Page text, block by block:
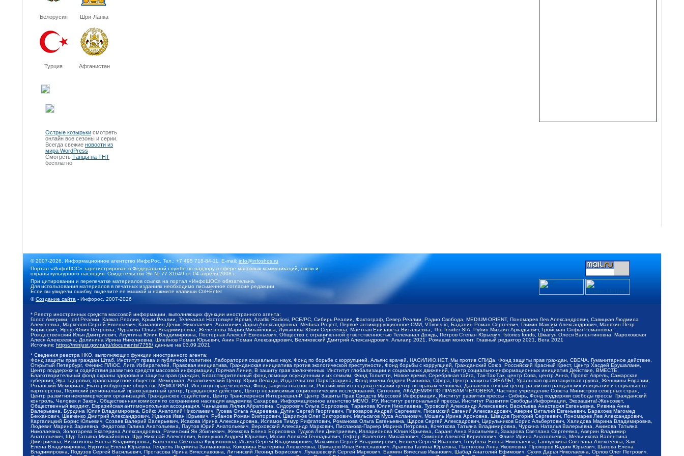
Белорусия Шри-Ланка
Турция Афганистан
Острые козырьки смотреть
онлайн все сезоны и серии.
Всегда свежие новости из
мира WordPress
Смотреть Танцы на ТНТ
бесплатно
© 2007-2026, Информационное агентство ИнфоРос. Тел.: +7 495 718-84-11, E-mail:info@infoshos.ru
Портал «ИнфоШОС» зарегистрирован в Федеральной службе по надзору в сфере массовых коммуникаций, связи и
охраны культурного наследия. Свидетельство Эл № 77-31649 от 04 апреля 2008 г.
При цитировании и перепечатке материалов ссылка на портал «ИнфоШОС» обязательна.
Для использования материалов в печатных изданиях необходимо письменное согласие редакции
Если вы увидели ошибку, выделите ее мышкой и нажмите клавиши Ctrl+Enter
©Создание сайта - Инфорос, 2007-2026
* Реестр иностранных средств массовой информации, выполняющих функции иностранного агента:
Голос Америки, Idel.Реалии, Кавказ.Реалии, Крым.Реалии, Телеканал Настоящее Время, Azatliq Radiosi, PCE/PC, Сибирь.Реалии, Фактограф, Север.Реалии, Радио Свобода, MEDIUM-ORIENT, Пономарев Лев Александрович, Савицкая Людмила
Алексеевна, Маркелов Сергей Евгеньевич, Камалягин Денис Николаевич, Апахончич Дарья Александровна, Medusa Project, Первое антикоррупционное СМИ, VTimes.io, Баданин Роман Сергеевич, Гликин Максим Александрович, Маняхин Петр
Борисович, Ярош Юлия Петровна, Чуракова Ольга Владимировна, Железнова Мария Михайловна, Лукьянова Юлия Сергеевна, Маетная Елизавета Витальевна, The Insider SIA, Рубин Михаил Аркадьевич, Гройсман Софья Романовна,
Рождественский Илья Дмитриевич, Апухтина Юлия Владимировна, Постернак Алексей Евгеньевич, Общество с ограниченной ответственностью Телеканал Дождь, Петров Степан Юрьевич, Istories fonds, Шмагун Олеся Валентиновна, Мароховская
Алеся Алексеевна, Долинина Ирина Николаевна, Шлейнов Роман Юрьевич, Анин Роман Александрович, Великовский Дмитрий Александрович, Альтаир 2021, Ромашки монолит, Главный редактор 2021, Вега 2021
Источник: https://minjust.gov.ru/ru/documents/7755/ данные на 03.09.2021
* Сведения реестра НКО, выполняющих функции иностранного агента:
Фонд защиты прав граждан Штаб, Институт права и публичной политики, Лаборатория социальных наук, Фонд по борьбе с коррупцией, Альянс врачей, НАСИЛИЮ.НЕТ, Мы против СПИДа, Фонд защиты прав граждан, СВЕЧА, Гуманитарное действие,
Открытый Петербург, Феникс ПЛЮС, Лига Избирателей, Правовая инициатива, Гражданская инициатива против экологической преступности, Фонд борьбы с коррупцией, Гражданский Союз, Российский Красный Крест, Центр Хасдей Ерушалаим,
Центр поддержки и содействия развитию средств массовой информации, Горячая Линия, В защиту прав заключенных, Институт глобализации и социальных движений, Центр социально-информационных инициатив Действие, ВМЕСТЕ,
Благотворительный фонд охраны здоровья и защиты прав граждан, Благотворительный фонд помощи осужденным и их семьям, Фонд Тольятти, Новое время, Серебряная тайга, Так-Так-Так, центр Сова, центр Анна, Проект Апрель, Самарская
губерния, Эра здоровья, правозащитное общество Мемориал, Аналитический Центр Юрия Левады, Издательство Парк Гагарина, Фонд имени Андрея Рылькова, Сфера, Центр защиты СИБАЛЬТ, Уральская правозащитная группа, Женщины Евразии,
Рязанский Мемориал, Екатеринбургское общество МЕМОРИАЛ, Институт прав человека, Фонд защиты гласности, Российский исследовательский центр по правам человека, Дальневосточный центр развития гражданских инициатив и социального
партнерства, Пермский региональный правозащитный центр, Гражданское действие, Центр независимых социологических исследований, Сутяжник, АКАДЕМИЯ ПО ПРАВАМ ЧЕЛОВЕКА, Частное учреждение Совета Министров северных стран,
Центр развития некоммерческих организаций, Гражданское содействие, Центр Трансперенси Интернешнл-Р, Центр Защиты Прав Средств Массовой Информации, Институт развития прессы - Сибирь, Фонд поддержки свободы прессы, Гражданский
контроль, Человек и Закон, Общественная комиссия по сохранению наследия академика Сахарова, Информационное агентство МЕМО. РУ, Институт региональной прессы, Институт Развития Свободы Информации, Экозащита!-Женсовет,
Общественный вердикт, Евразийская антимонопольная ассоциация, Чанышева Лилия Айратовна, Сидорович Ольга Борисовна, Таранова Юлия Николаевна, Туровский Александр Алексеевич, Васильева Анастасия Евгеньевна, Ривина Анна
Валерьевна, Бурдина Юлия Владимировна, Бойко Анатолий Николаевич, Гусева Ольга Андреевна, Дугин Сергей Георгиевич, Пивоваров Андрей Сергеевич, Писемский Евгений Александрович, Аверин Виталий Евгеньевич, Барахоев Магомед
Бекханович, Шевченко Дмитрий Александрович, Жданов Иван Юрьевич, Рубанов Роман Викторович, Шарипков Олег Викторович, Мальсагов Муса Асланович, Мошель Ирина Ароновна, Шведов Григорий Сергеевич, Пономарев Лев Александрович,
Каргалицкий Борис Юльевич, Созаев Валерий Валерьевич, Исакова Ирина Александровна, Исламов Тимур Рифгатович, Романова Ольга Евгеньевна, Щаров Сергей Алексадрович, Цирульников Борис Альбертович, Халидова Марина Владимировна,
Людевиг Марина Зариевна, Федотова Галина Анатольевна, Паутов Юрий Анатольевич, Верховский Александр Маркович, Пислакова-Паркер Марина Петровна, Кочеткова Татьяна Владимировна, Чуркина Наталья Валерьевна, Акимова Татьяна
Николаевна, Золотарева Екатерина Александровна, Рачинский Ян Збигневич, Жемкова Елена Борисовна, Гудков Лев Дмитриевич, Илларионова Юлия Юрьевна, Саранг Анна Васильевна, Захарова Светлана Сергеевна, Аверин Владимир
Анатольевич, Щур Татьяна Михайловна, Щур Николай Алексеевич, Блинушов Андрей Юрьевич, Мосин Алексей Геннадьевич, Гефтер Валентин Михайлович, Симонов Алексей Кириллович, Флиге Ирина Анатольевна, Мельникова Валентина
Дмитриевна, Вититинова Елена Владимировна, Баженова Светлана Куприяновна, Исаев Сергей Владимирович, Максимов Сергей Владимирович, Беляев Сергей Иванович, Голубева Елена Николаевна, Ганнушкина Светлана Алексеевна, Закс
Елена Владимировна, Буртина Елена Юрьевна, Гендель Людмила Залмановна, Кокорина Екатерина Алексеевна, Шуманов Илья Вячеславович, Арапова Галина Юрьевна, Пастухова Анна Яковлевна, Прохоров Вадим Юрьевич, Шахова Елена
Владимировна, Подузов Сергей Васильевич, Протасова Ирина Вячеславовна, Литинский Леонид Борисович, Лукашевский Сергей Маркович, Бахмин Вячеслав Иванович, Шабад Анатолий Ефимович, Сухих Дарья Николаевна, Орлов Олег Петрович,